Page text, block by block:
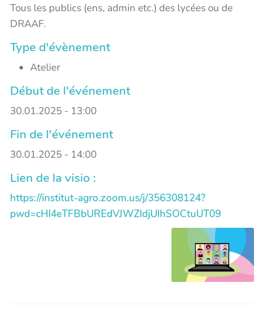
Tous les publics (ens, admin etc.) des lycées ou de
DRAAF.
Type d'évènement
Atelier
Début de l'événement
30.01.2025 - 13:00
Fin de l'événement
30.01.2025 - 14:00
Lien de la visio :
https://institut-agro.zoom.us/j/356308124?
pwd=cHl4eTFBbUREdVJWZldjUlhSOCtuUT09